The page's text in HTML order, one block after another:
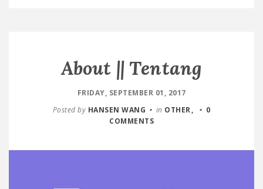
About || Tentang
FRIDAY, SEPTEMBER 01, 2017
Posted by HANSEN WANG in OTHER
0
COMMENTS